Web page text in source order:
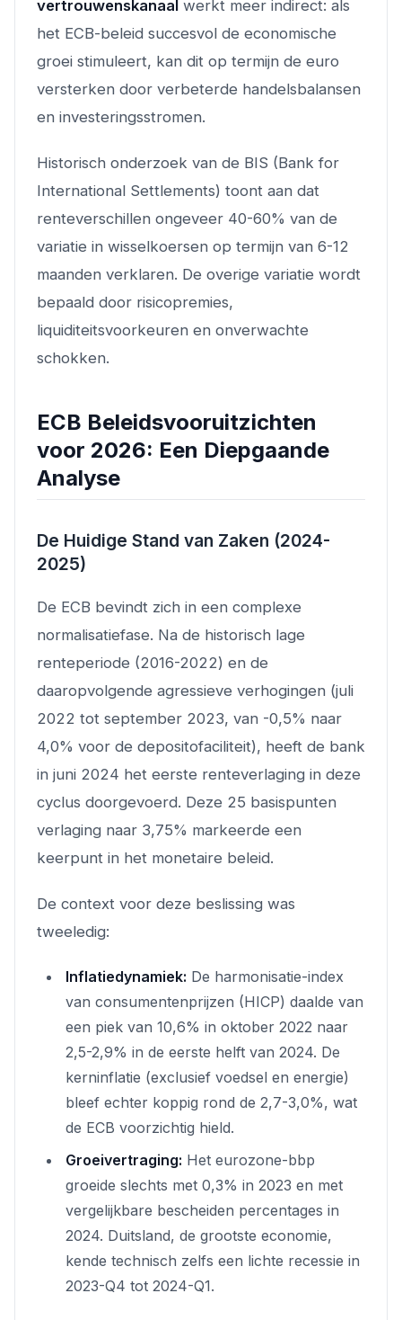
vertrouwenskanaal werkt meer indirect: als
het ECB-beleid succesvol de economische
groei stimuleert, kan dit op termijn de euro
versterken door verbeterde handelsbalansen
en investeringsstromen.
Historisch onderzoek van de BIS (Bank for
International Settlements) toont aan dat
renteverschillen ongeveer 40-60% van de
variatie in wisselkoersen op termijn van 6-12
maanden verklaren. De overige variatie wordt
bepaald door risicopremies,
liquiditeitsvoorkeuren en onverwachte
schokken.
ECB Beleidsvooruitzichten
voor 2026: Een Diepgaande
Analyse
De Huidige Stand van Zaken (2024-
2025)
De ECB bevindt zich in een complexe
normalisatiefase. Na de historisch lage
renteperiode (2016-2022) en de
daaropvolgende agressieve verhogingen (juli
2022 tot september 2023, van -0,5% naar
4,0% voor de depositofaciliteit), heeft de bank
in juni 2024 het eerste renteverlaging in deze
cyclus doorgevoerd. Deze 25 basispunten
verlaging naar 3,75% markeerde een
keerpunt in het monetaire beleid.
De context voor deze beslissing was
tweeledig:
Inflatiedynamiek: De harmonisatie-index
van consumentenprijzen (HICP) daalde van
een piek van 10,6% in oktober 2022 naar
2,5-2,9% in de eerste helft van 2024. De
kerninflatie (exclusief voedsel en energie)
bleef echter koppig rond de 2,7-3,0%, wat
de ECB voorzichtig hield.
Groeivertraging: Het eurozone-bbp
groeide slechts met 0,3% in 2023 en met
vergelijkbare bescheiden percentages in
2024. Duitsland, de grootste economie,
kende technisch zelfs een lichte recessie in
2023-Q4 tot 2024-Q1.